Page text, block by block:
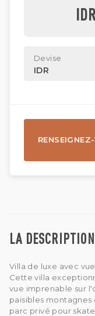
LA DESCRIPTION
Villa de luxe avec
Cette villa
vue imprenable sur
paisibles
parc privé pour
Devise
IDR